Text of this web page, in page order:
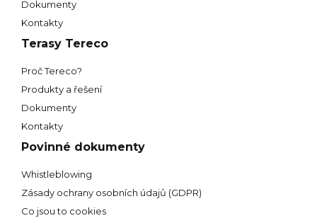
Dokumenty
Kontakty
Terasy Tereco
Proč Tereco?
Produkty a řešení
Dokumenty
Kontakty
Povinné dokumenty
Whistleblowing
Zásady ochrany osobních údajů (GDPR)
Co jsou to cookies